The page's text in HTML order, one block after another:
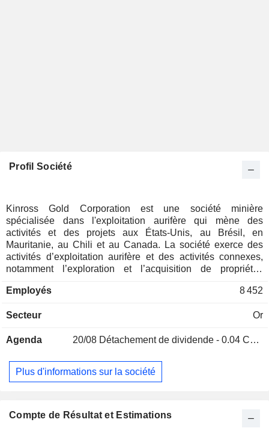
Profil Société
Kinross Gold Corporation est une société minière
spécialisée dans l'exploitation aurifère qui mène des
activités et des projets aux États-Unis, au Brésil, en
Mauritanie, au Chili et au Canada. La société exerce des
activités d’exploitation aurifère et des activités connexes,
notamment l’exploration et l’acquisition de propriétés
ainsi que la remise en état de sites d’exploitation aurifère.
Round Mountain, Bald Mountain, Manh Choh, Paracatu, La
mine d’or à ciel ouvert située près de la ville de Fairbanks,
située au Nevada. Paracatu est une exploitation phare
située près de la ville de Paracatu, dans la région
Mauritanie. La mine de La Coipa est située dans la région
Employés 8 452
Secteur Or
Agenda 20/08 Détachement de dividende - 0.04 CAD
Plus d'informations sur la société
Compte de Résultat et Estimations